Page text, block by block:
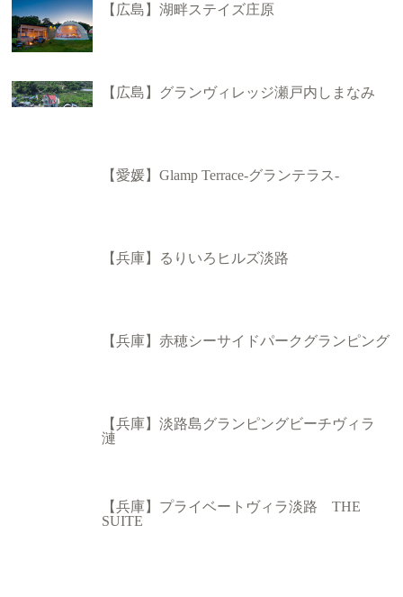
【広島】湖畔ステイズ庄原
【広島】グランヴィレッジ瀬戸内しまなみ
【愛媛】Glamp Terrace-グランテラス-
【兵庫】るりいろヒルズ淡路
【兵庫】赤穂シーサイドパークグランピング
【兵庫】淡路島グランピングビーチヴィラ
漣
【兵庫】プライベートヴィラ淡路 THE
SUITE